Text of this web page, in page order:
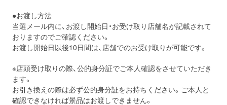
●お渡し方法
当選メール内に、お渡し開始日・お受け取り店舗名が記載されて
おりますのでご確認ください。
お渡し開始日以後10日間は、店舗でのお受け取りが可能です。
※店頭受け取りの際、公的身分証でご本人確認をさせていただき
ます。
お引き換えの際は必ず公的身分証をお持ちください。ご本人と
確認できなければ景品はお渡しできません。